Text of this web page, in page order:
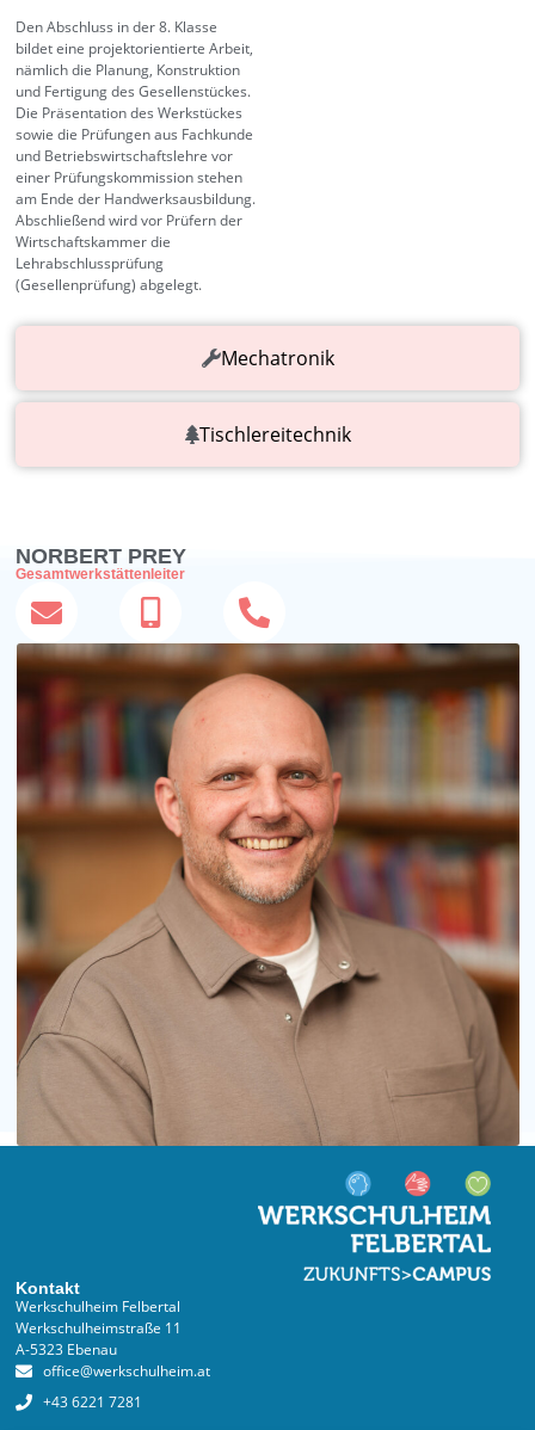
Mechatronik
Tischlereitechnik
Den Abschluss in der 8. Klasse
bildet eine projektorientierte Arbeit,
nämlich die Planung, Konstruktion
und Fertigung des Gesellenstückes.
Die Präsentation des Werkstückes
sowie die Prüfungen aus Fachkunde
und Betriebswirtschaftslehre vor
einer Prüfungskommission stehen
am Ende der Handwerksausbildung.
Abschließend wird vor Prüfern der
Wirtschaftskammer die
Lehrabschlussprüfung
(Gesellenprüfung) abgelegt.
NORBERT PREY
Gesamtwerkstättenleiter
Kontakt
Werkschulheim Felbertal
Werkschulheimstraße 11
A-5323 Ebenau
office@werkschulheim.at
+43 6221 7281